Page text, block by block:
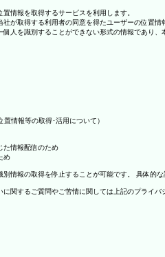
情報を取得するサービスを利用します。
が取得する利用者の同意を得たユーザーの位置
人を識別することができない形式の情報であり
情報等の取得･活用について）
た情報配信のため
め
情報の取得を停止することが可能です。 具体的
関するご質問やご苦情に関しては上記のプライバ